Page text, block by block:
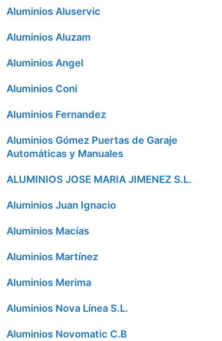
Aluminios Aluservic
Aluminios Aluzam
Aluminios Angel
Aluminios Coni
Aluminios Fernandez
Aluminios Gómez Puertas de Garaje
Automáticas y Manuales
ALUMINIOS JOSE MARIA JIMENEZ S.L.
Aluminios Juan Ignacio
Aluminios Macías
Aluminios Martínez
Aluminios Merima
Aluminios Nova Línea S.L.
Aluminios Novomatic C.B